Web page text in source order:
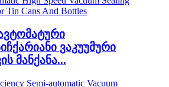
ვაკუუმური
მანქანა...